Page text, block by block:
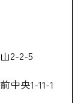
2-2-5
中央1-11-1